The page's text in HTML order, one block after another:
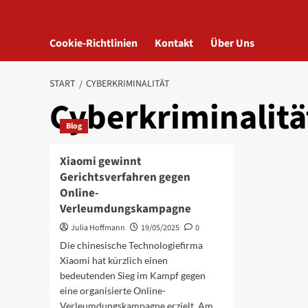
Cookie-Richtlinien Kontakt Über Uns
START CYBERKRIMINALITÄT
Blog
Xiaomi gewinnt
Gerichtsverfahren gegen
Online-
Verleumdungskampagne
Julia Hoffmann 19/05/2025
0
Die chinesische Technologiefirma
Xiaomi hat kürzlich einen
bedeutenden Sieg im Kampf gegen
eine organisierte Online-
Verleumdungskampagne erzielt. Am